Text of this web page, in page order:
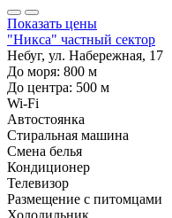
Показать цены
"Никса" частный сектор
Небуг, ул. Набережная, 17
До моря: 800 м
До центра: 500 м
Wi-Fi
Автостоянка
Стиральная машина
Смена белья
Кондиционер
Телевизор
Размещение с питомцами
Холодильник